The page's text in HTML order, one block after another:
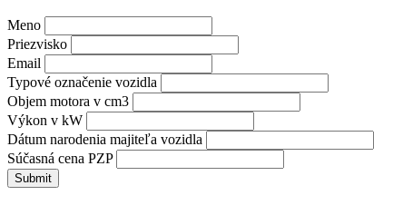
Meno
Priezvisko
Email
Typové označenie vozidla
Objem motora v cm3
Výkon v kW
Dátum narodenia majiteľa vozidla
Súčasná cena PZP